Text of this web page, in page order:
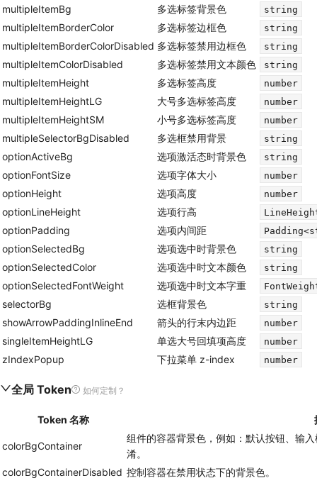
multipleItemBg 多选标签背景色 string
multipleItemBorderColor 多选标签边框色 string
multipleItemBorderColorDisabled 多选标签禁用边框色 string
multipleItemColorDisabled 多选标签禁用文本颜色 string
multipleItemHeight 多选标签高度 number
multipleItemHeightLG 大号多选标签高度 number
multipleItemHeightSM 小号多选标签高度 number
multipleSelectorBgDisabled 多选框禁用背景 string
optionActiveBg 选项激活态时背景色 string
optionFontSize 选项字体大小 number
optionHeight 选项高度 number
optionLineHeight 选项行高
optionPadding 选项内间距
optionSelectedBg 选项选中时背景色 string
optionSelectedColor 选项选中时文本颜色 string
optionSelectedFontWeight 选项选中时文本字重
selectorBg 选框背景色 string
showArrowPaddingInlineEnd 箭头的行末内边距 number
singleItemHeightLG 单选大号回填项高度 number
zIndexPopup 下拉菜单 z-index number
全局 Token 如何定制？
Token 名称
colorBgContainer
组件的容器背景色，例如：默认按钮、输
淆。
colorBgContainerDisabled 控制容器在禁用状态下的背景色。